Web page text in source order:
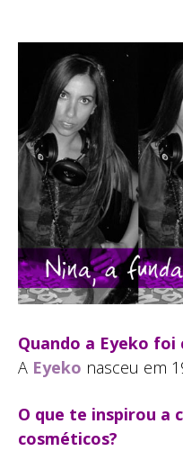
Quando a Eyeko foi
A Eyeko nasceu em
O que te inspirou a
cosméticos?